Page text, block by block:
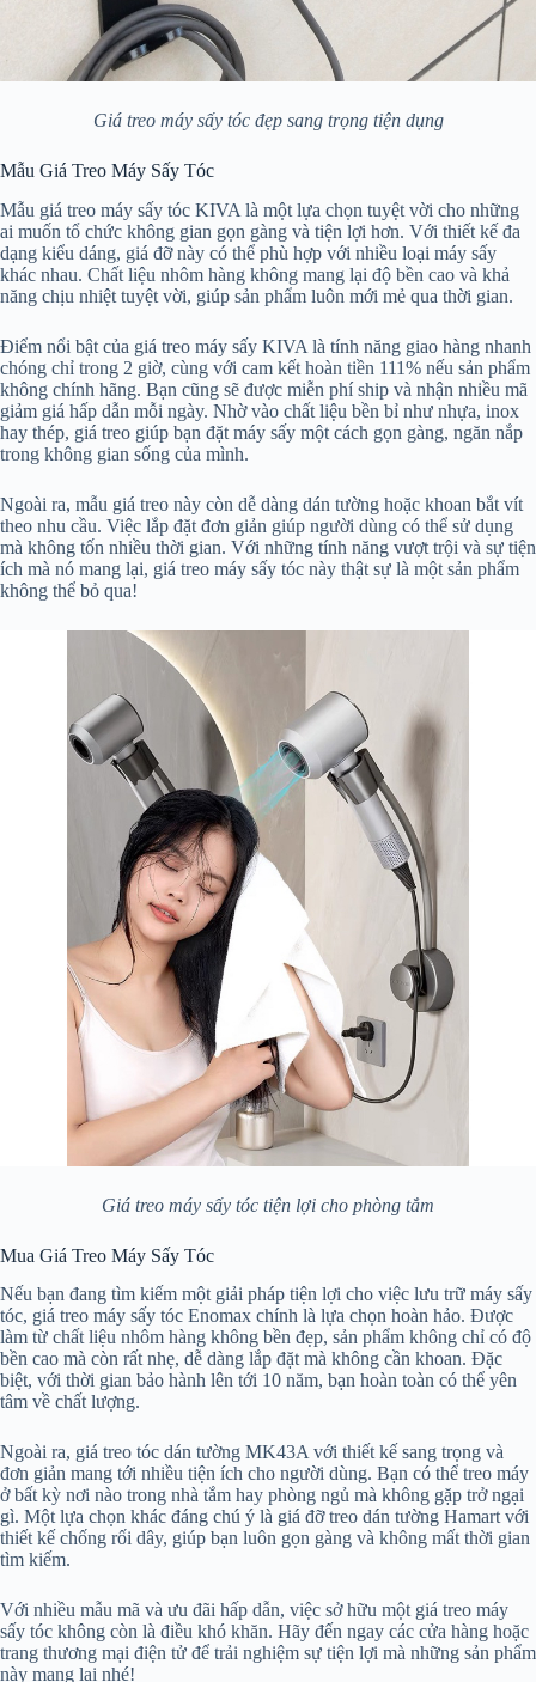
Giá treo máy sấy tóc đẹp sang trọng tiện dụng
Mẫu Giá Treo Máy Sấy Tóc
Mẫu giá treo máy sấy tóc KIVA là một lựa chọn tuyệt vời cho những
ai muốn tổ chức không gian gọn gàng và tiện lợi hơn. Với thiết kế đa
dạng kiểu dáng, giá đỡ này có thể phù hợp với nhiều loại máy sấy
khác nhau. Chất liệu nhôm hàng không mang lại độ bền cao và khả
năng chịu nhiệt tuyệt vời, giúp sản phẩm luôn mới mẻ qua thời gian.
Điểm nổi bật của giá treo máy sấy KIVA là tính năng giao hàng nhanh
chóng chỉ trong 2 giờ, cùng với cam kết hoàn tiền 111% nếu sản phẩm
không chính hãng. Bạn cũng sẽ được miễn phí ship và nhận nhiều mã
giảm giá hấp dẫn mỗi ngày. Nhờ vào chất liệu bền bỉ như nhựa, inox
hay thép, giá treo giúp bạn đặt máy sấy một cách gọn gàng, ngăn nắp
trong không gian sống của mình.
Ngoài ra, mẫu giá treo này còn dễ dàng dán tường hoặc khoan bắt vít
theo nhu cầu. Việc lắp đặt đơn giản giúp người dùng có thể sử dụng
mà không tốn nhiều thời gian. Với những tính năng vượt trội và sự tiện
ích mà nó mang lại, giá treo máy sấy tóc này thật sự là một sản phẩm
không thể bỏ qua!
Giá treo máy sấy tóc tiện lợi cho phòng tắm
Mua Giá Treo Máy Sấy Tóc
Nếu bạn đang tìm kiếm một giải pháp tiện lợi cho việc lưu trữ máy sấy
tóc, giá treo máy sấy tóc Enomax chính là lựa chọn hoàn hảo. Được
làm từ chất liệu nhôm hàng không bền đẹp, sản phẩm không chỉ có độ
bền cao mà còn rất nhẹ, dễ dàng lắp đặt mà không cần khoan. Đặc
biệt, với thời gian bảo hành lên tới 10 năm, bạn hoàn toàn có thể yên
tâm về chất lượng.
Ngoài ra, giá treo tóc dán tường MK43A với thiết kế sang trọng và
đơn giản mang tới nhiều tiện ích cho người dùng. Bạn có thể treo máy
ở bất kỳ nơi nào trong nhà tắm hay phòng ngủ mà không gặp trở ngại
gì. Một lựa chọn khác đáng chú ý là giá đỡ treo dán tường Hamart với
thiết kế chống rối dây, giúp bạn luôn gọn gàng và không mất thời gian
tìm kiếm.
Với nhiều mẫu mã và ưu đãi hấp dẫn, việc sở hữu một giá treo máy
sấy tóc không còn là điều khó khăn. Hãy đến ngay các cửa hàng hoặc
trang thương mại điện tử để trải nghiệm sự tiện lợi mà những sản phẩm
này mang lại nhé!